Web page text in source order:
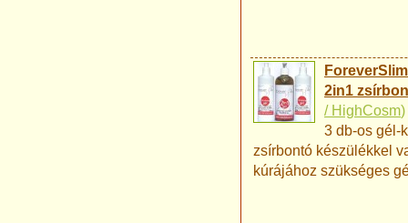
2in1
/ HighCosm)
3 db-os gél-
zsírbontó készülékkel
kúrájához szükséges